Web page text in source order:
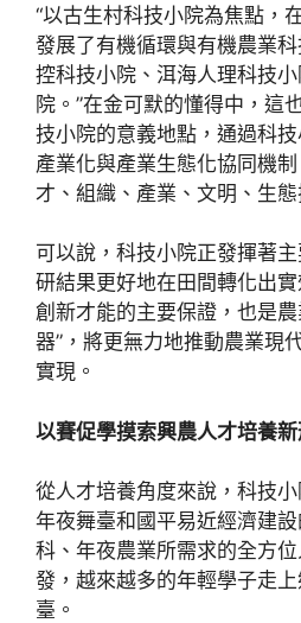
“以古生村科技小院為焦點，
發展了有機循環與有機農業
控科技小院、洱海人理科技
院。”在金可默的懂得中，這
技小院的意義地點，通過科
產業化與產業生態化協同機
才、組織、產業、文明、生態
可以說，科技小院正發揮著
研結果更好地在田間轉化出
創新才能的主要保證，也是
器”，將更無力地推動農業現
實現。
以賽促學摸索興農人才培養
從人才培養角度來說，科技
年夜舞臺和國平易近經濟建
科、年夜農業所需求的全方
發，越來越多的年輕學子走
臺。